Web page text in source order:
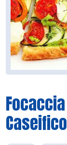
Caseifico